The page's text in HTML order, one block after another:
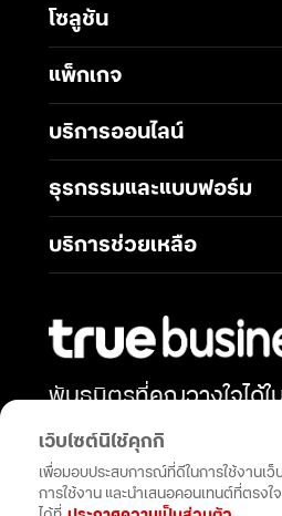
พันธมิตรที่คุณวางใจได้ใ
เสริมพลังธุรกิจของคุณด้
นวัตกรรมและการสนับส
โซลูชัน
Mobile
5G Infrastructure
Broadband Internet
Business Network
Wireless Network
International Gateway
Communications
Productivity and
Collaboration
แพ็กเกจ
แพ็กเกจมือถือ
โซลูชันสำหรับ SME
บริการออนไลน์
ธุรกรรมและแบบฟอร์ม
ช่องทางการชำระค่าบริการ
การโอนกรรมสิทธิ์
การแต่งตั้งทรูเป็นตัวแทน
หักและนำส่งภาษี ณ ที่จ่าย
การสมัครบัญชีธนาคาร
การขอรับซิมใหม่เนื่องจาก
ซิมเสีย
บริการช่วยเหลือ
คำถามที่พบบ่อย
เว็บไซต์นี้ใช้คุกกี้
เพื่อมอบประสบการณ์ที่ดีในการใช้งานเว็
การใช้งาน และนำเสนอคอนเทนต์ที่ตรง